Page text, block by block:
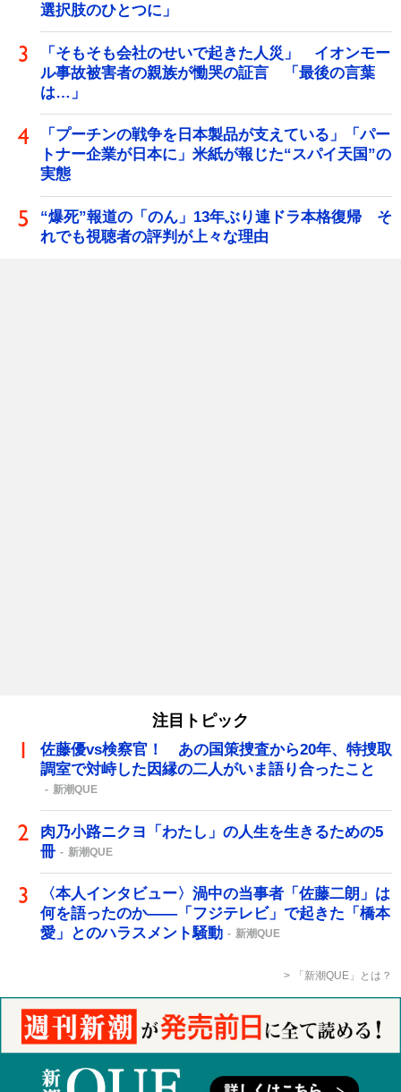
選択肢のひとつに」
「そもそも会社のせいで起きた人災」 イオンモー
ル事故被害者の親族が慟哭の証言 「最後の言葉
は…」
「プーチンの戦争を日本製品が支えている」「パー
トナー企業が日本に」米紙が報じた“スパイ天国”の
実態
“爆死”報道の「のん」13年ぶり連ドラ本格復帰 そ
れでも視聴者の評判が上々な理由
注目トピック
佐藤優vs検察官！ あの国策捜査から20年、特捜取
調室で対峙した因縁の二人がいま語り合ったこと
新潮QUE
肉乃小路ニクヨ「わたし」の人生を生きるための5
冊
新潮QUE
〈本人インタビュー〉渦中の当事者「佐藤二朗」は
何を語ったのか――「フジテレビ」で起きた「橋本
愛」とのハラスメント騒動
新潮QUE
「新潮QUE」とは？